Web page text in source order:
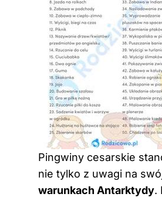
Pingwiny cesarskie
nie tylko z uwagi na
warunkach Antarktydy.